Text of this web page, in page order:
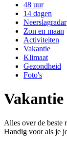
48 uur
14 dagen
Neerslagradar
Zon en maan
Activiteiten
Vakantie
Klimaat
Gezondheid
Foto's
Vakantie
Alles over de beste
Handig voor als je